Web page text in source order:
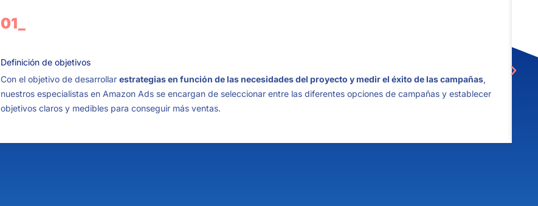
01_
Definición de objetivos
Con el objetivo de desarrollar estrategias en función de las necesidades del proyecto y medir el éxito de las campañas,
nuestros especialistas en Amazon Ads se encargan de seleccionar entre las diferentes opciones de campañas y establecer
objetivos claros y medibles para conseguir más ventas.